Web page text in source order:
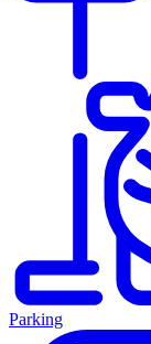
Parking